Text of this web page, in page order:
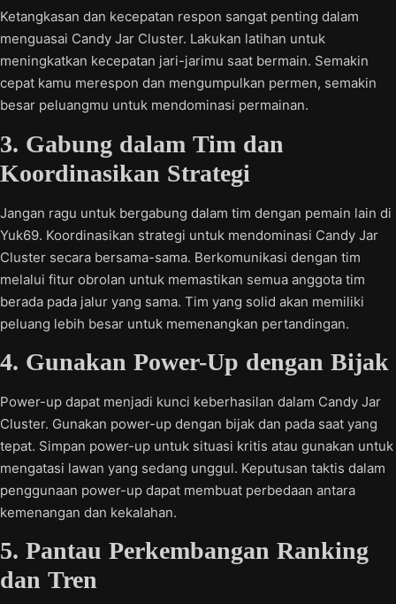
Ketangkasan dan kecepatan respon sangat penting dalam
menguasai Candy Jar Cluster. Lakukan latihan untuk
meningkatkan kecepatan jari-jarimu saat bermain. Semakin
cepat kamu merespon dan mengumpulkan permen, semakin
besar peluangmu untuk mendominasi permainan.
3. Gabung dalam Tim dan
Koordinasikan Strategi
Jangan ragu untuk bergabung dalam tim dengan pemain lain di
Yuk69. Koordinasikan strategi untuk mendominasi Candy Jar
Cluster secara bersama-sama. Berkomunikasi dengan tim
melalui fitur obrolan untuk memastikan semua anggota tim
berada pada jalur yang sama. Tim yang solid akan memiliki
peluang lebih besar untuk memenangkan pertandingan.
4. Gunakan Power-Up dengan Bijak
Power-up dapat menjadi kunci keberhasilan dalam Candy Jar
Cluster. Gunakan power-up dengan bijak dan pada saat yang
tepat. Simpan power-up untuk situasi kritis atau gunakan untuk
mengatasi lawan yang sedang unggul. Keputusan taktis dalam
penggunaan power-up dapat membuat perbedaan antara
kemenangan dan kekalahan.
5. Pantau Perkembangan Ranking
dan Tren